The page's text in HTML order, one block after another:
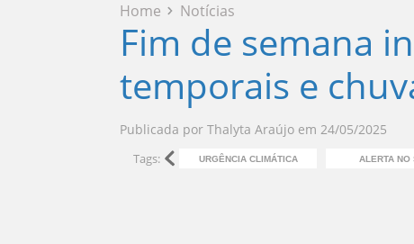
Home Notícias
Fim de semana
temporais e
Publicada por Thalyta Araújo em 24/05/2025
Tags: URGÊNCIA CLIMÁTICA ALERTA NO